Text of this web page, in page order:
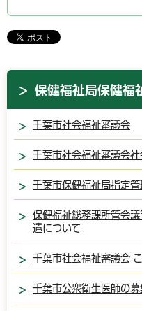
保健福祉局保健福
千葉市社会福祉審議会
千葉市社会福祉審議会
千葉市保健福祉局指定
保健福祉総務課所管会
遣について
千葉市社会福祉審議会
千葉市公衆衛生医師の募